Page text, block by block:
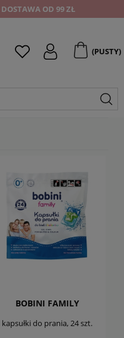
OD 99 ZŁ
(PUSTY)
BOBINI FAMILY
kapsułki do prania, 24 szt.